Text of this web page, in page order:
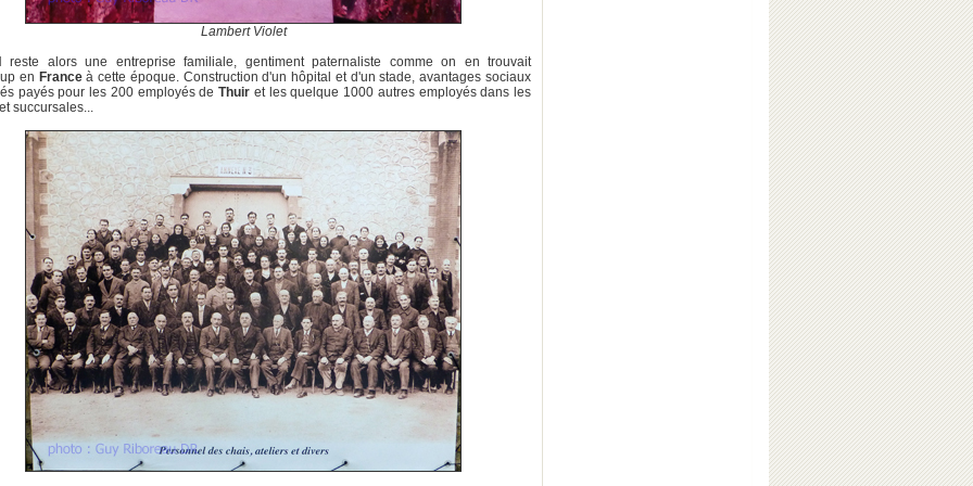
Lambert Violet
reste alors une entreprise familiale, gentiment paternaliste comme on en trouvait
en Franceà cette époque. Construction d'un hôpital et d'un stade, avantages sociaux
payés pour les 200 employés de Thuir et les quelque 1000 autres employés dans les
succursales...